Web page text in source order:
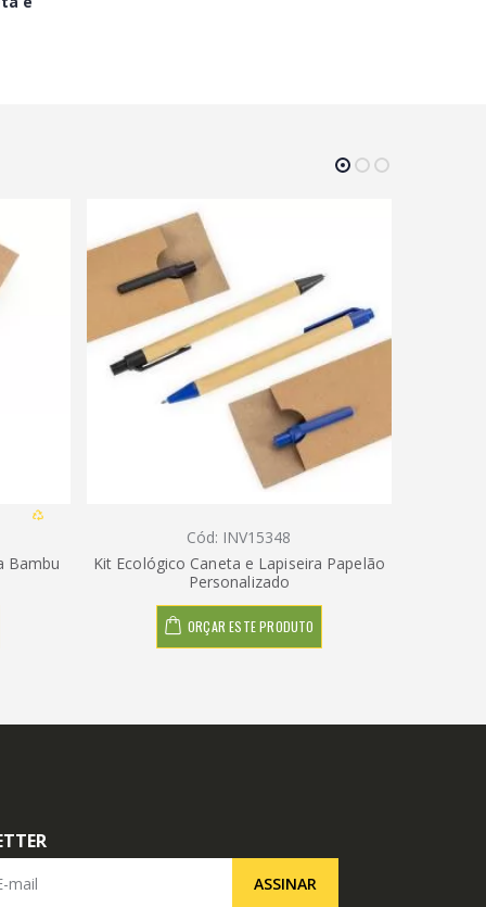
Bambu
Cód: INV15348
Kit Ecológico Caneta e Lapiseira Papelão
Personalizado
ORÇAR ESTE PRODUTO
ASSINAR